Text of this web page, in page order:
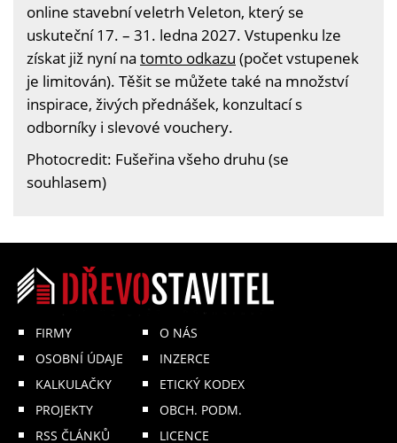
online stavební veletrh Veleton, který se
uskuteční 17. – 31. ledna 2027. Vstupenku lze
získat již nyní na tomto odkazu (počet vstupenek
je limitován). Těšit se můžete také na množství
inspirace, živých přednášek, konzultací s
odborníky i slevové vouchery.
Photocredit: Fušeřina všeho druhu (se
souhlasem)
FIRMY
OSOBNÍ ÚDAJE
KALKULAČKY
PROJEKTY
RSS ČLÁNKŮ
O NÁS
INZERCE
ETICKÝ KODEX
OBCH. PODM.
LICENCE